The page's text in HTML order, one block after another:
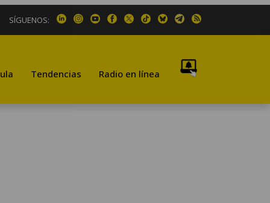
SÍGUENOS:
Tendencias Radio en línea